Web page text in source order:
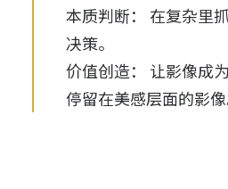
本质判断：
在复杂里
决策。
价值创造：
让影像成
停留在美感层面的影像